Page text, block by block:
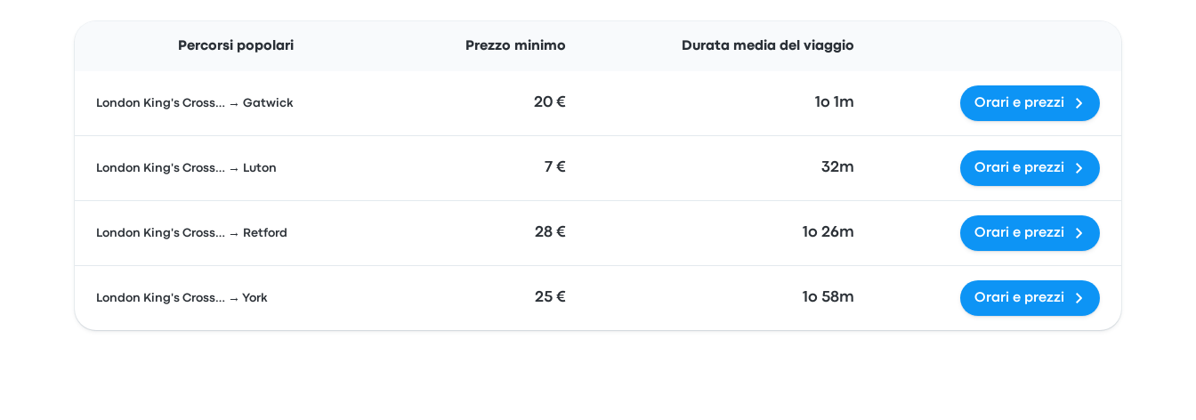
Percorsi popolari Prezzo minimo Durata media del viaggio
London King's Cross… → Gatwick 20 € 1o 1m Orari e prezzi
London King's Cross… → Luton 7 € 32m Orari e prezzi
London King's Cross… → Retford 28 € 1o 26m Orari e prezzi
London King's Cross… → York 25 € 1o 58m Orari e prezzi